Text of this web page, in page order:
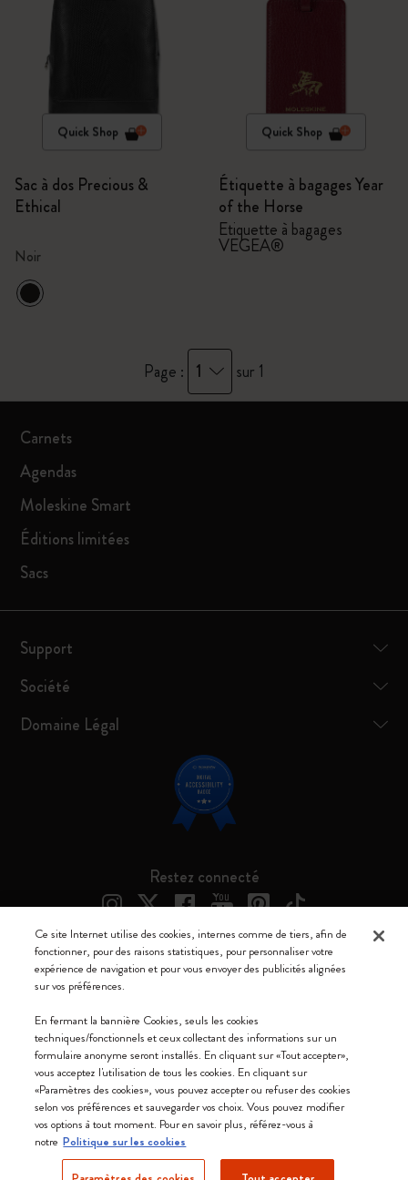
Quick Shop
Sac à dos Precious &
Ethical
Noir
Quick Shop
Étiquette à bagages Year
of the Horse
Étiquette à bagages
VEGEA®
Page : 1 sur 1
Carnets
Agendas
Moleskine Smart
Éditions limitées
Sacs
Support
Société
Domaine Légal
Restez connecté
Nous acceptons
Moleskine ® est une marque enregistrée de Moleskine Srl a socio unico
Italia - P. IVA / CCIAA n. 07234480965 - REA MI 1945400 - Cap.
Soc. €2.181.513,42
Ce site Internet utilise des cookies, internes comme de tiers, afin de
fonctionner, pour des raisons statistiques, pour personnaliser votre
expérience de navigation et pour vous envoyer des publicités alignées
sur vos préférences.
En fermant la bannière Cookies, seuls les cookies
techniques/fonctionnels et ceux collectant des informations sur un
formulaire anonyme seront installés. En cliquant sur «Tout accepter»,
vous acceptez l'utilisation de tous les cookies. En cliquant sur
«Paramètres des cookies», vous pouvez accepter ou refuser des cookies
selon vos préférences et sauvegarder vos choix. Vous pouvez modifier
vos options à tout moment. Pour en savoir plus, référez-vous à
notre Politique sur les cookies